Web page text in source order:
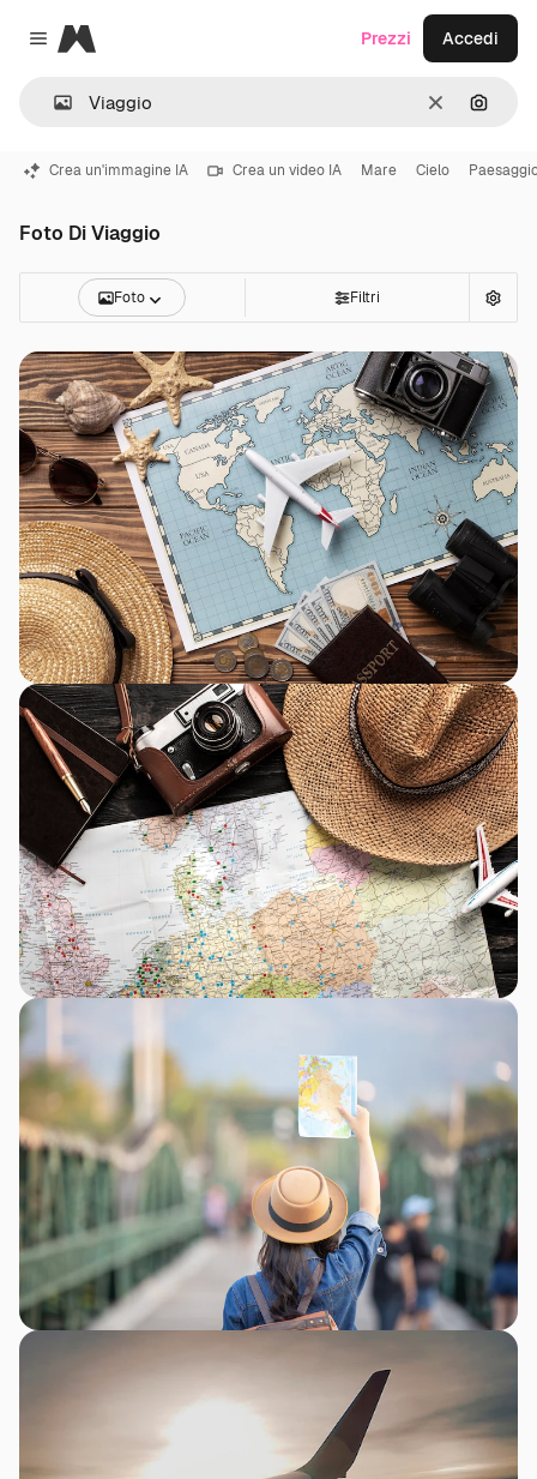
Close menu
Magnific
CancellaCerca
Prezzi Accedi
Crea un'immagine IA Crea un video IA Mare Cielo
Foto Di Viaggio
Foto Filtri